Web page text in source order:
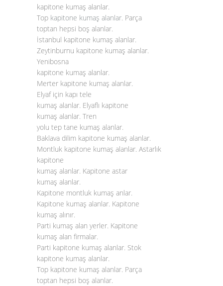
kapitone kumaş alanlar.
Top kapitone kumaş alanlar. Parça
toptan hepsi boş alanlar.
İstanbul kapitone kumaş alanlar.
Zeytinburnu kapitone kumaş alanlar.
Yenibosna
kapitone kumaş alanlar.
Merter kapitone kumaş alanlar.
Elyaf için kapı tele
kumaş alanlar. Elyaflı kapitone
kumaş alanlar. Tren
yolu tep tane kumaş alanlar.
Baklava dilim kapitone kumaş alanlar.
Montluk kapitone kumaş alanlar. Astarlık
kapitone
kumaş alanlar. Kapitone astar
kumaş alanlar.
Kapitone montluk kumaş anlar.
Kapitone kumaş alanlar. Kapitone
kumaş alınır.
Parti kumaş alan yerler. Kapitone
kumaş alan firmalar.
Parti kapitone kumaş alanlar. Stok
kapitone kumaş alanlar.
Top kapitone kumaş alanlar. Parça
toptan hepsi boş alanlar.